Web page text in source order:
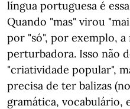
língua portuguesa é
Quando "mas" virou
por "só", por exemplo,
perturbadora. Isso não
"criatividade popular",
precisa de ter balizas
gramática, vocabulário,